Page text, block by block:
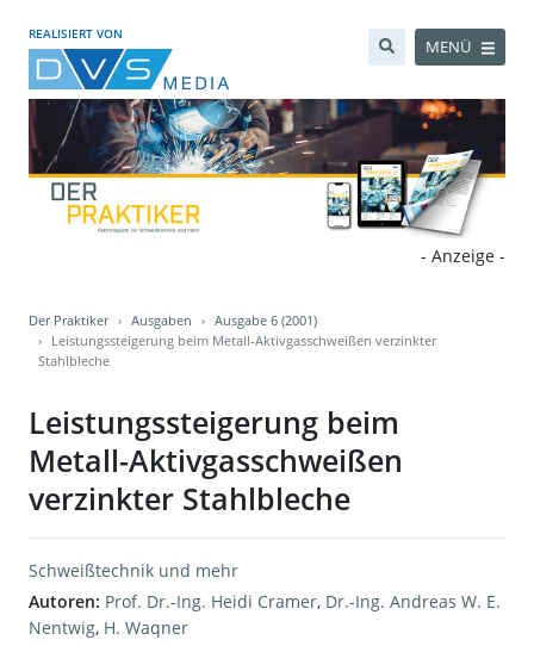
REALISIERT VON
MENÜ
- Anzeige -
Der Praktiker Ausgaben
Ausgabe 6 (2001)
Leistungssteigerung beim Metall-Aktivgasschweißen verzinkter
Stahlbleche
Leistungssteigerung beim
Metall-Aktivgasschweißen
verzinkter Stahlbleche
Schweißtechnik und mehr
Autoren: Prof. Dr.-Ing. Heidi Cramer, Dr.-Ing. Andreas W. E.
Nentwig, H. Waqner